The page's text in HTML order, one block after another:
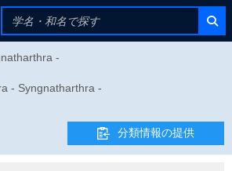
-
- Syngnatharthra -
分類情報の提供